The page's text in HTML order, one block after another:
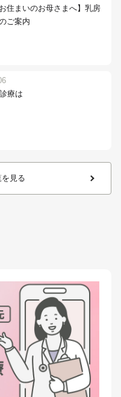
お住まいのお母さまへ】乳房
ご案内
療は
見る